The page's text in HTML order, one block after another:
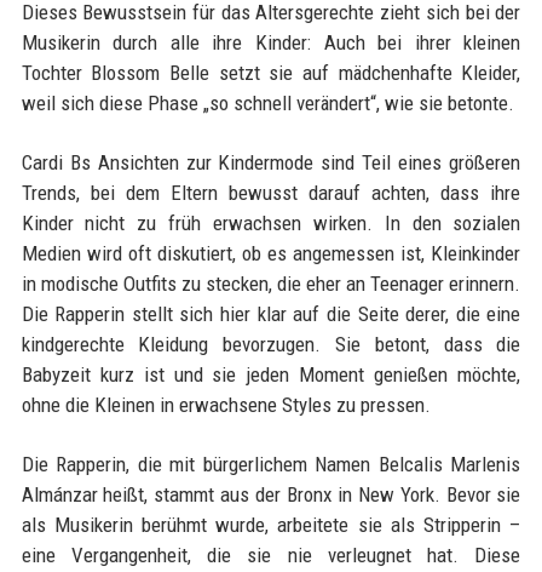
Dieses Bewusstsein für das Altersgerechte zieht sich bei der
Musikerin durch alle ihre Kinder: Auch bei ihrer kleinen
Tochter Blossom Belle setzt sie auf mädchenhafte Kleider,
weil sich diese Phase „so schnell verändert“, wie sie betonte.
Cardi Bs Ansichten zur Kindermode sind Teil eines größeren
Trends, bei dem Eltern bewusst darauf achten, dass ihre
Kinder nicht zu früh erwachsen wirken. In den sozialen
Medien wird oft diskutiert, ob es angemessen ist, Kleinkinder
in modische Outfits zu stecken, die eher an Teenager erinnern.
Die Rapperin stellt sich hier klar auf die Seite derer, die eine
kindgerechte Kleidung bevorzugen. Sie betont, dass die
Babyzeit kurz ist und sie jeden Moment genießen möchte,
ohne die Kleinen in erwachsene Styles zu pressen.
Die Rapperin, die mit bürgerlichem Namen Belcalis Marlenis
Almánzar heißt, stammt aus der Bronx in New York. Bevor sie
als Musikerin berühmt wurde, arbeitete sie als Stripperin –
eine Vergangenheit, die sie nie verleugnet hat. Diese